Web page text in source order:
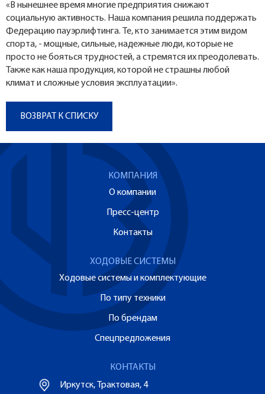
«В нынешнее время многие предприятия снижают
социальную активность. Наша компания решила поддержать
Федерацию пауэрлифтинга. Те, кто занимается этим видом
спорта, - мощные, сильные, надежные люди, которые не
просто не бояться трудностей, а стремятся их преодолевать.
Также как наша продукция, которой не страшны любой
климат и сложные условия эксплуатации».
ВОЗВРАТ К СПИСКУ
КОМПАНИЯ
О компании
Пресс-центр
Контакты
ХОДОВЫЕ СИСТЕМЫ
Ходовые системы и комплектующие
По типу техники
По брендам
Спецпредложения
КОНТАКТЫ
Иркутск, Трактовая, 4